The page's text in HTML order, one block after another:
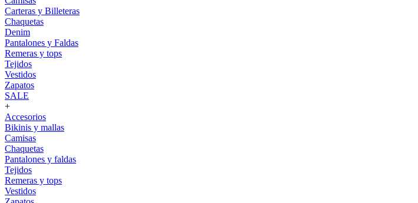
Carteras y Billeteras
Chaquetas
Denim
Pantalones y Faldas
Remeras y tops
Tejidos
Vestidos
Zapatos
SALE
+
Accesorios
Bikinis y mallas
Camisas
Chaquetas
Pantalones y faldas
Tejidos
Remeras y tops
Vestidos